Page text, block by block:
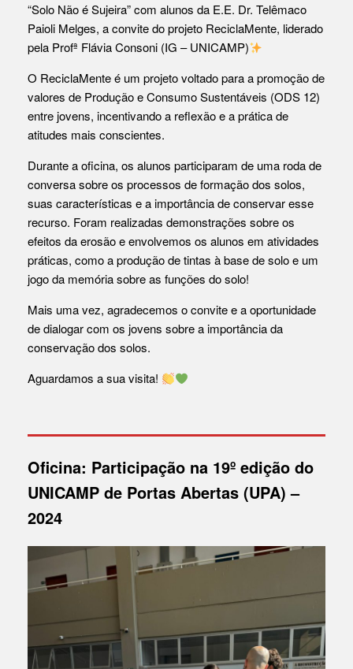
“Solo Não é Sujeira” com alunos da E.E. Dr. Telêmaco
Paioli Melges, a convite do projeto ReciclaMente, liderado
pela Profª Flávia Consoni (IG – UNICAMP)
O ReciclaMente é um projeto voltado para a promoção de
valores de Produção e Consumo Sustentáveis (ODS 12)
entre jovens, incentivando a reflexão e a prática de
atitudes mais conscientes.
Durante a oficina, os alunos participaram de uma roda de
conversa sobre os processos de formação dos solos,
suas características e a importância de conservar esse
recurso. Foram realizadas demonstrações sobre os
efeitos da erosão e envolvemos os alunos em atividades
práticas, como a produção de tintas à base de solo e um
jogo da memória sobre as funções do solo!
Mais uma vez, agradecemos o convite e a oportunidade
de dialogar com os jovens sobre a importância da
conservação dos solos.
Aguardamos a sua visita!
Oficina: Participação na 19º edição do
UNICAMP de Portas Abertas (UPA) –
2024